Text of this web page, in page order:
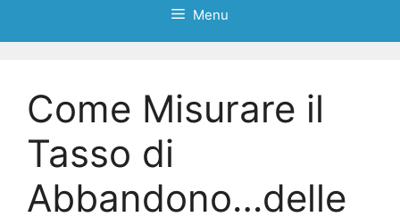
Menu
Come Misurare il
Tasso di
Abbandono…delle